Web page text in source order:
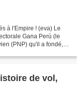
à l'Empire ! (eva) Le
Gana Perú (le
(PNP) qu'il a fondé,le
de vol,